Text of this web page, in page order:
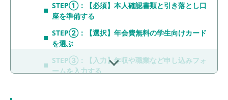
STEP①：【必須】本人確認書類と引き落とし口
座を準備する
STEP②：【選択】年会費無料の学生向けカード
を選ぶ
STEP③：【入力】年収や職業など申し込みフォ
ームを入力する